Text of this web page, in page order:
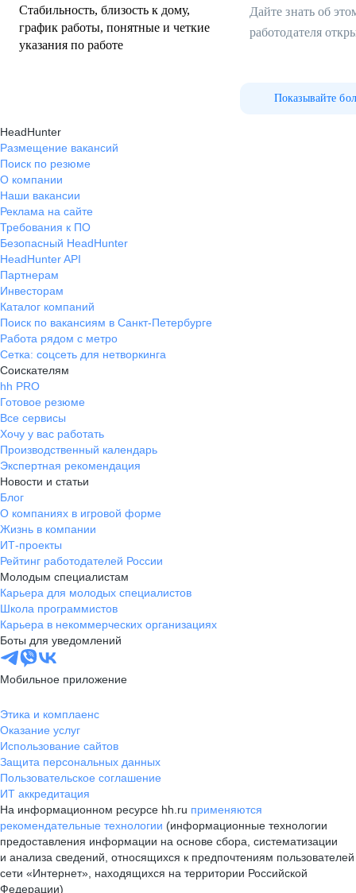
Стабильность, близость к дому,
график работы, понятные и четкие
указания по работе
Дайте знать об
работодателя
Показывайте
HeadHunter
Размещение вакансий
Поиск по резюме
О компании
Наши вакансии
Реклама на сайте
Требования к ПО
Безопасный HeadHunter
HeadHunter API
Партнерам
Инвесторам
Каталог компаний
Поиск по вакансиям в Санкт-Петербурге
Работа рядом с метро
Сетка: соцсеть для нетворкинга
Соискателям
hh PRO
Готовое резюме
Все сервисы
Хочу у вас работать
Производственный календарь
Экспертная рекомендация
Новости и статьи
Блог
О компаниях в игровой форме
Жизнь в компании
ИТ-проекты
Рейтинг работодателей России
Молодым специалистам
Карьера для молодых специалистов
Школа программистов
Карьера в некоммерческих организациях
Боты для уведомлений
Мобильное приложение
Этика и комплаенс
Оказание услуг
Использование сайтов
Защита персональных данных
Пользовательское соглашение
ИТ аккредитация
На информационном ресурсе hh.ru применяются
рекомендательные технологии (информационные технологии
предоставления информации на основе сбора, систематизации
и анализа сведений, относящихся к предпочтениям пользователей
сети «Интернет», находящихся на территории Российской
Федерации)